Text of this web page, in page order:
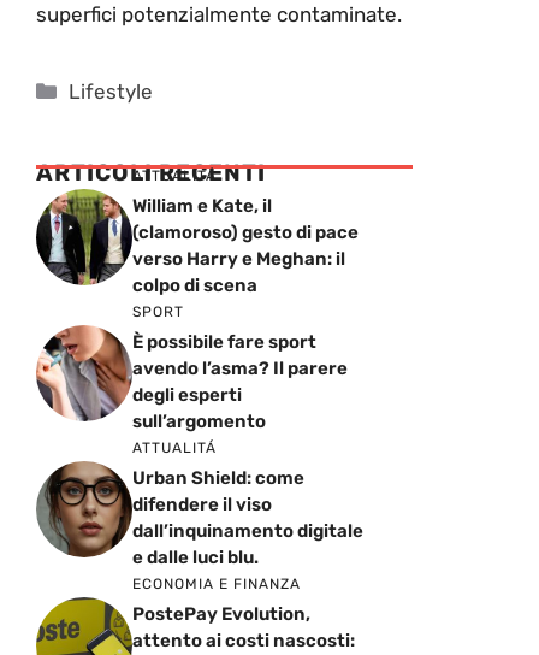
superfici potenzialmente contaminate.
Categorie
Lifestyle
ARTICOLI RECENTI
ATTUALITÁ
William e Kate, il
(clamoroso) gesto di pace
verso Harry e Meghan: il
colpo di scena
SPORT
È possibile fare sport
avendo l’asma? Il parere
degli esperti
sull’argomento
ATTUALITÁ
Urban Shield: come
difendere il viso
dall’inquinamento digitale
e dalle luci blu.
ECONOMIA E FINANZA
PostePay Evolution,
attento ai costi nascosti: